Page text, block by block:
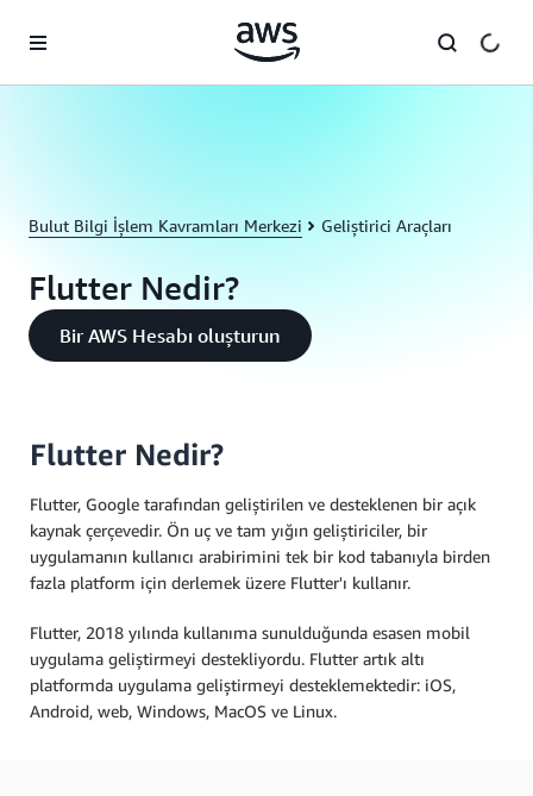
Bulut Bilgi İşlem Kavramları Merkezi Geliştirici Araçları
Flutter Nedir?
Bir AWS Hesabı oluşturun
Flutter Nedir?
Flutter, Google tarafından geliştirilen ve desteklenen bir açık
kaynak çerçevedir. Ön uç ve tam yığın geliştiriciler, bir
uygulamanın kullanıcı arabirimini tek bir kod tabanıyla birden
fazla platform için derlemek üzere Flutter'ı kullanır.
Flutter, 2018 yılında kullanıma sunulduğunda esasen mobil
uygulama geliştirmeyi destekliyordu. Flutter artık altı
platformda uygulama geliştirmeyi desteklemektedir: iOS,
Android, web, Windows, MacOS ve Linux.